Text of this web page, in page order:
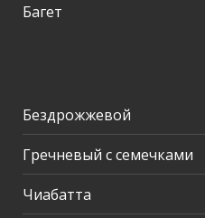
Багет
Бездрожжевой
Гречневый с семечками
Чиабатта